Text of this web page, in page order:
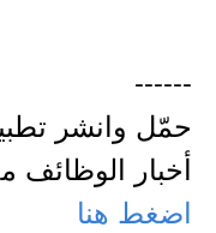
------
حمّل وانشر
أخبار الوظائف
اضغط هنا